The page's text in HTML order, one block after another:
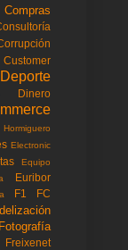
Compras
Customer
Deporte
Dinero
Hormiguero
Electronic
Equipo
Euribor
F1
FC
Fotografía
Freixenet